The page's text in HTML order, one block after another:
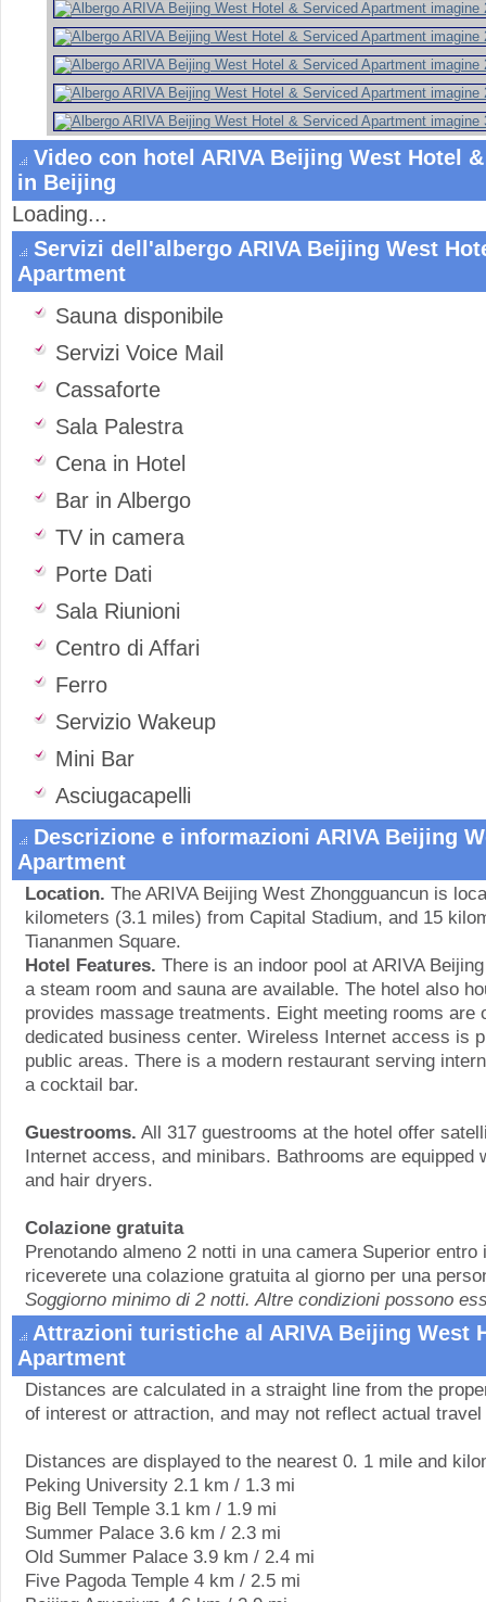
Video con hotel ARIVA Beijing West Hotel
in Beijing
Loading...
Servizi dell'albergo ARIVA Beijing West
Apartment
Sauna disponibile
Servizi Voice Mail
Cassaforte
Sala Palestra
Cena in Hotel
Bar in Albergo
TV in camera
Porte Dati
Sala Riunioni
Centro di Affari
Ferro
Servizio Wakeup
Mini Bar
Asciugacapelli
Descrizione e informazioni ARIVA Beijing
Apartment
Location. The ARIVA Beijing West Zhongguancun is
kilometers (3.1 miles) from Capital Stadium, and 15
Tiananmen Square.
Hotel Features. There is an indoor pool at ARIVA
a steam room and sauna are available. The hotel also
provides massage treatments. Eight meeting rooms are
dedicated business center. Wireless Internet access is
public areas. There is a modern restaurant serving
a cocktail bar.
Guestrooms. All 317 guestrooms at the hotel offer
Internet access, and minibars. Bathrooms are equipped
and hair dryers.
Colazione gratuita
Prenotando almeno 2 notti in una camera Superior entro
riceverete una colazione gratuita al giorno per una
Soggiorno minimo di 2 notti. Altre condizioni possono
Attrazioni turistiche al ARIVA Beijing West
Apartment
Distances are calculated in a straight line from the
of interest or attraction, and may not reflect actual
Distances are displayed to the nearest 0. 1 mile and
Peking University 2.1 km / 1.3 mi
Big Bell Temple 3.1 km / 1.9 mi
Summer Palace 3.6 km / 2.3 mi
Old Summer Palace 3.9 km / 2.4 mi
Five Pagoda Temple 4 km / 2.5 mi